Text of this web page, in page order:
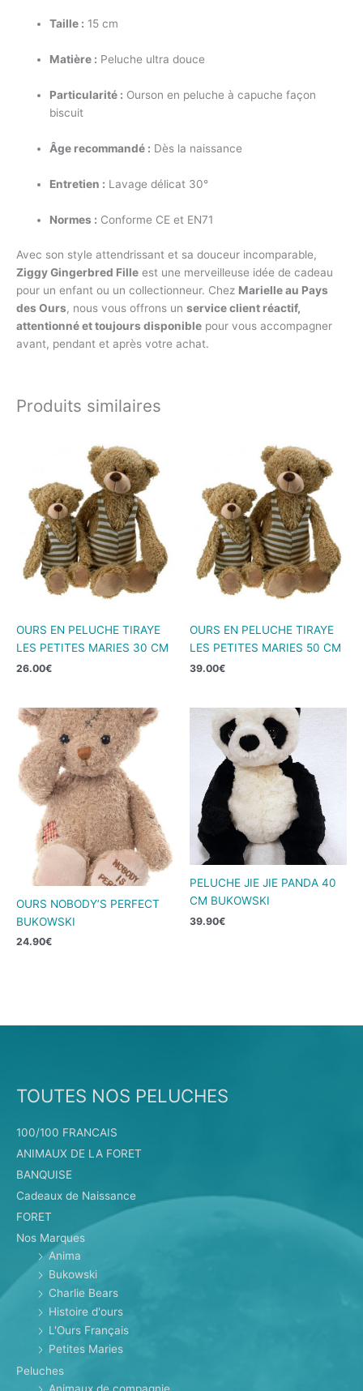
Taille : 15 cm
Matière : Peluche ultra douce
Particularité : Ourson en peluche à capuche façon
biscuit
Âge recommandé : Dès la naissance
Entretien : Lavage délicat 30°
Normes : Conforme CE et EN71
Avec son style attendrissant et sa douceur incomparable,
Ziggy Gingerbred Fille est une merveilleuse idée de cadeau
pour un enfant ou un collectionneur. Chez Marielle au Pays
des Ours, nous vous offrons un service client réactif,
attentionné et toujours disponible pour vous accompagner
avant, pendant et après votre achat.
Produits similaires
OURS EN PELUCHE TIRAYE
LES PETITES MARIES 30 CM
26.00€
OURS EN PELUCHE TIRAYE
LES PETITES MARIES 50 CM
39.00€
OURS NOBODY’S PERFECT
BUKOWSKI
24.90€
PELUCHE JIE JIE PANDA 40
CM BUKOWSKI
39.90€
TOUTES NOS PELUCHES
100/100 FRANCAIS
ANIMAUX DE LA FORET
BANQUISE
Cadeaux de Naissance
FORET
Nos Marques
Anima
Bukowski
Charlie Bears
Histoire d'ours
L'Ours Français
Petites Maries
Peluches